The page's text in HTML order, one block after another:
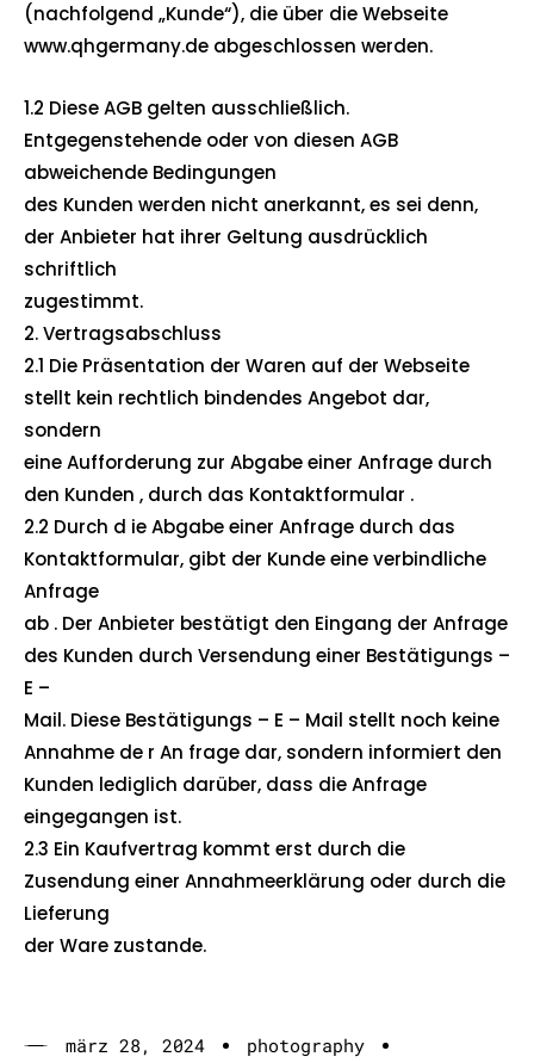
(nachfolgend „Kunde“), die über die Webseite
www.qhgermany.de abgeschlossen werden.
1.2 Diese AGB gelten ausschließlich.
Entgegenstehende oder von diesen AGB
abweichende Bedingungen
des Kunden werden nicht anerkannt, es sei denn,
der Anbieter hat ihrer Geltung ausdrücklich
schriftlich
zugestimmt.
2. Vertragsabschluss
2.1 Die Präsentation der Waren auf der Webseite
stellt kein rechtlich bindendes Angebot dar,
sondern
eine Aufforderung zur Abgabe einer Anfrage durch
den Kunden , durch das Kontaktformular .
2.2 Durch d ie Abgabe einer Anfrage durch das
Kontaktformular, gibt der Kunde eine verbindliche
Anfrage
ab . Der Anbieter bestätigt den Eingang der Anfrage
des Kunden durch Versendung einer Bestätigungs –
E –
Mail. Diese Bestätigungs – E – Mail stellt noch keine
Annahme de r An frage dar, sondern informiert den
Kunden lediglich darüber, dass die Anfrage
eingegangen ist.
2.3 Ein Kaufvertrag kommt erst durch die
Zusendung einer Annahmeerklärung oder durch die
Lieferung
der Ware zustande.​
märz 28, 2024
photography